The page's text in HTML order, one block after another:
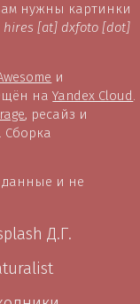
нужны картинки
hires [at] dxfoto [dot]
и
наYandex Cloud
, ресайз и
. Сборка
и не
Д.Г.